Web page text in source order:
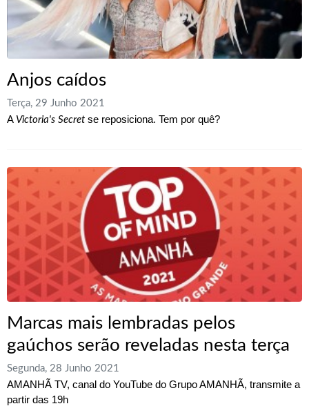
Anjos caídos
Terça, 29 Junho 2021
A Victoria's Secret se reposiciona. Tem por quê?
Marcas mais lembradas pelos
gaúchos serão reveladas nesta terça
Segunda, 28 Junho 2021
AMANHÃ TV, canal do YouTube do Grupo AMANHÃ, transmite a
partir das 19h